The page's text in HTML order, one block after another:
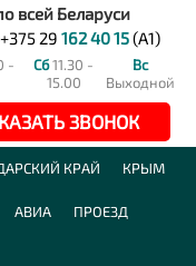
всей Беларуси
+375 29 162 40 15(A1)
-
Сб11.30 -
15.00
Вс
Выходной
ЗВОНОК
КРАЙ КРЫМ
АВИА ПРОЕЗД